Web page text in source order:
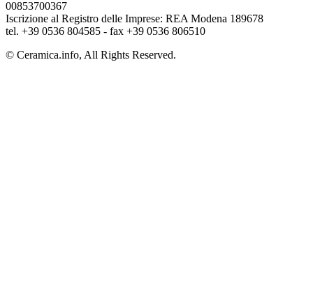
00853700367
Iscrizione al Registro delle Imprese: REA Modena 189678
tel. +39 0536 804585 - fax +39 0536 806510
© Ceramica.info, All Rights Reserved.